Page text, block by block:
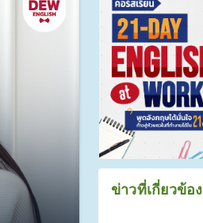
ข่าวที่เกี่ยวข้อง